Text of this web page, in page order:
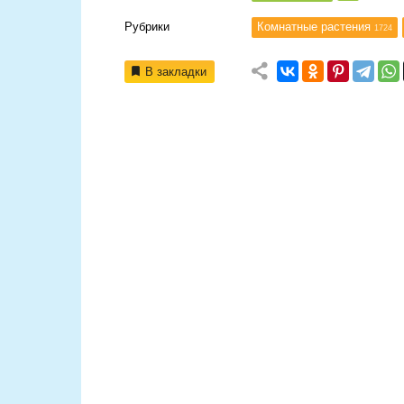
Рубрики Комнатные растения 1724
В закладки